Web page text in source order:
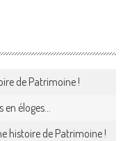
de Patrimoine !
éloges…
histoire de Patrimoine !